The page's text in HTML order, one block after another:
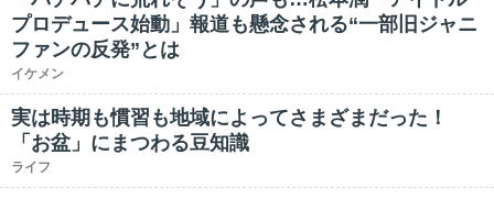
プロデュース始動」報道も懸念される“一部旧ジャニ
ファンの反発”とは
イケメン
実は時期も慣習も地域によってさまざまだった！
「お盆」にまつわる豆知識
ライフ